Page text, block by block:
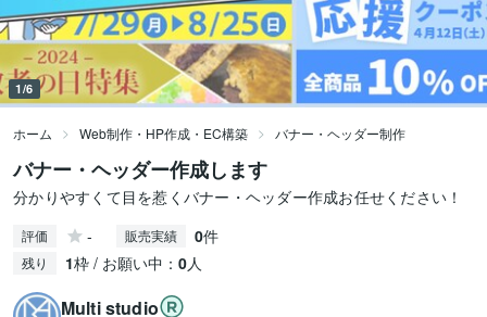
1/6
ホーム Web制作・HP作成・EC構築 バナー・ヘッダー制作
バナー・ヘッダー作成します
分かりやすくて目を惹くバナー・ヘッダー作成お任せください！
評価 - 販売実績 0件
残り 1枠 / お願い中： 0人
Multi studio